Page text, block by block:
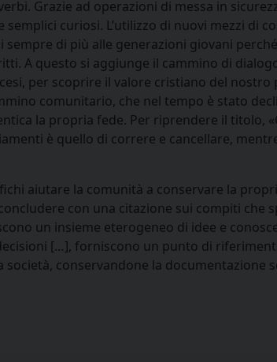
Grazie ad operazioni di messa in
curiosi. L’utilizzo di nuovi mezzi di
di più alle generazioni giovani
A questo si aggiunge il cammino di
per scoprire il valore cristiano del
comunitario, che nel tempo è stato
la propria fede. Per riprendere il titolo,
è quello di correre e cancellare,
aiutare la comunità a conservare la
con una citazione sui compiti che
un insieme eterogeneo di idee e
[…], forniscono un punto di
conservandone la documentazione